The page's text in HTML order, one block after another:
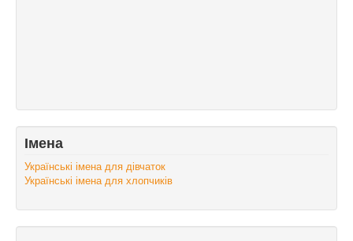
Імена
Українські імена для дівчаток
Українські імена для хлопчиків